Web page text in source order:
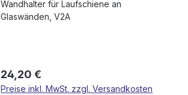
Wandhalter für Laufschiene an
Glaswänden, V2A
Regulärer Preis:
24,20 €
Preise inkl. MwSt. zzgl. Versandkosten